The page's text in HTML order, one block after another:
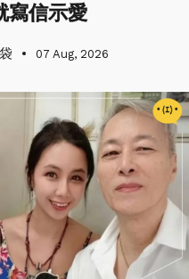
寫信示愛
07 Aug, 2026